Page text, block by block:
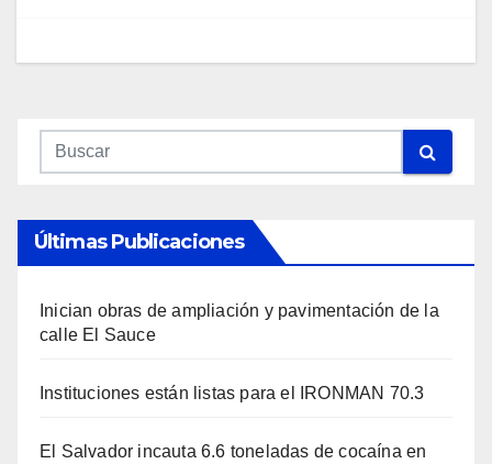
Últimas Publicaciones
Inician obras de ampliación y pavimentación de la
calle El Sauce
Instituciones están listas para el IRONMAN 70.3
El Salvador incauta 6.6 toneladas de cocaína en